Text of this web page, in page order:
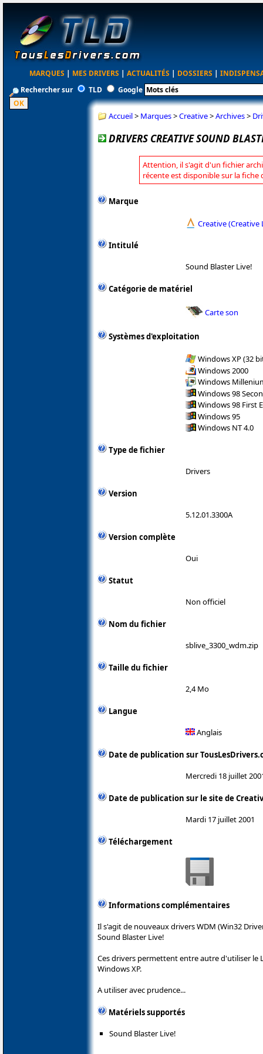
MARQUES | MES DRIVERS | ACTUALITÉS | DOSSIERS |
Rechercher sur
TLD Google
Accueil> Marques>Creative>Archives>
DRIVERS CREATIVE SOUND
Attention, il s'agit d'un fichier
récente est disponible sur la fiche
Marque
Creative (Creative
Intitulé
Sound Blaster Live!
Catégorie de matériel
Carte son
Systèmes d'exploitation
Windows XP (32
Windows 2000
Windows
Windows 98
Windows 98 First
Windows 95
Windows NT 4.0
Type de fichier
Drivers
Version
5.12.01.3300A
Version complète
Oui
Statut
Non officiel
Nom du fichier
sblive_3300_wdm.zip
Taille du fichier
2,4 Mo
Langue
Anglais
Date de publication sur
Mercredi 18 juillet
Date de publication sur le site de
Mardi 17 juillet 2001
Téléchargement
Informations complémentaires
Il s'agit de nouveaux drivers WDM (Win32
Sound Blaster Live!
Ces drivers permettent entre autre d'utiliser le
Windows XP.
A utiliser avec prudence...
Matériels supportés
Sound Blaster Live!